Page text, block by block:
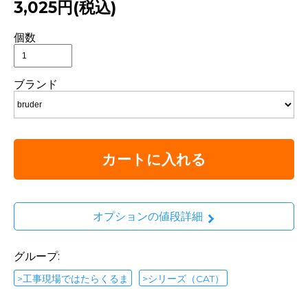
3,025円(税込)
個数
ブランド
カートに入れる
オプションの値段詳細
グループ:
>工事現場ではたらくるま
>シリーズ（CAT）